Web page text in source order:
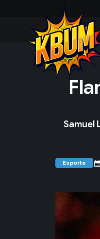
Samuel
Esporte calendar_month